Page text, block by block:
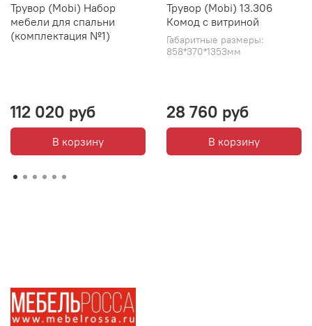
Трувор (Mobi) Набор
мебели для спальни
(комплектация №1)
112 020 руб
В корзину
Трувор (Mobi) 13.306
Комод с витриной
Габаритные размеры:
858*370*1353мм
28 760 руб
В корзину